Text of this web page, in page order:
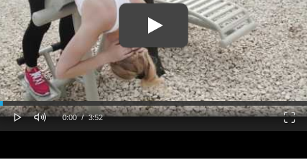
Play Mute
Current
0:00 / Duration
3:52